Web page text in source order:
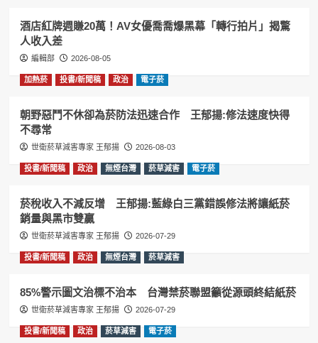
酒店紅牌週賺20萬！AV女優喬喬爆黑幕「轉行拍片」揭驚
人收入差
編輯部 2026-08-05
加熱菸 投書/新聞稿 政治 電子菸
朝野惡鬥不休卻為菸防法迅速合作 王郁揚:修法速度快得
不尋常
世衛菸草減害專家 王郁揚 2026-08-03
投書/新聞稿 政治 無煙台灣 菸草減害 電子菸
菸稅收入不減反增 王郁揚:藍綠白三黨錯誤修法將讓紙菸
銷量與黑市雙贏
世衛菸草減害專家 王郁揚 2026-07-29
投書/新聞稿 政治 無煙台灣 菸草減害
85%警示圖文治標不治本 台灣禁菸聯盟籲從源頭終結紙菸
世衛菸草減害專家 王郁揚 2026-07-29
投書/新聞稿 政治 菸草減害 電子菸